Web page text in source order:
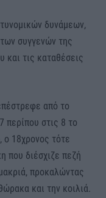
δυνάμεων,
συγγενών της
και τις καταθέσεις
από το
περίπου στις 8 το
18χρονος τότε
που διέσχιζε πεζή
προκαλώντας
και την κοιλιά.